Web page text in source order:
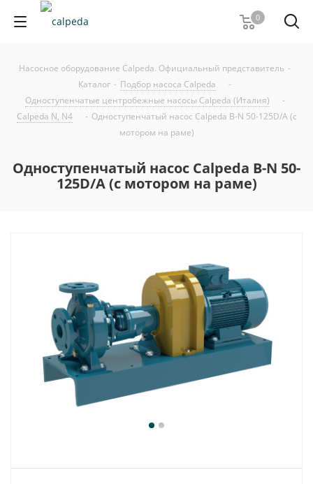
0
Насосное оборудование Calpeda. Официальный представитель -
Каталог - Подбор насоса Calpeda
-
Одноступенчатые центробежные насосы Calpeda (Италия)
-
Calpeda N, N4
- Одноступенчатый насос Calpeda B-N 50-125D/A (с
мотором на раме)
Одноступенчатый насос Calpeda B-N 50-
125D/A (с мотором на раме)